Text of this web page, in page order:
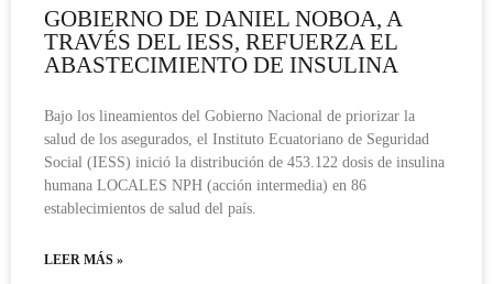
GOBIERNO DE DANIEL NOBOA, A
TRAVÉS DEL IESS, REFUERZA EL
ABASTECIMIENTO DE INSULINA
Bajo los lineamientos del Gobierno Nacional de priorizar la
salud de los asegurados, el Instituto Ecuatoriano de Seguridad
Social (IESS) inició la distribución de 453.122 dosis de insulina
humana LOCALES NPH (acción intermedia) en 86
establecimientos de salud del país.
LEER MÁS »